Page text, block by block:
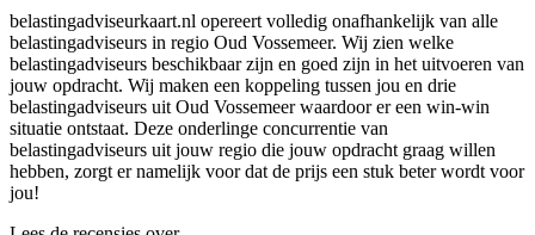
belastingadviseurkaart.nl opereert volledig onafhankelijk van alle
belastingadviseurs in regio Oud Vossemeer. Wij zien welke
belastingadviseurs beschikbaar zijn en goed zijn in het uitvoeren van
jouw opdracht. Wij maken een koppeling tussen jou en drie
belastingadviseurs uit Oud Vossemeer waardoor er een win-win
situatie ontstaat. Deze onderlinge concurrentie van
belastingadviseurs uit jouw regio die jouw opdracht graag willen
hebben, zorgt er namelijk voor dat de prijs een stuk beter wordt voor
jou!